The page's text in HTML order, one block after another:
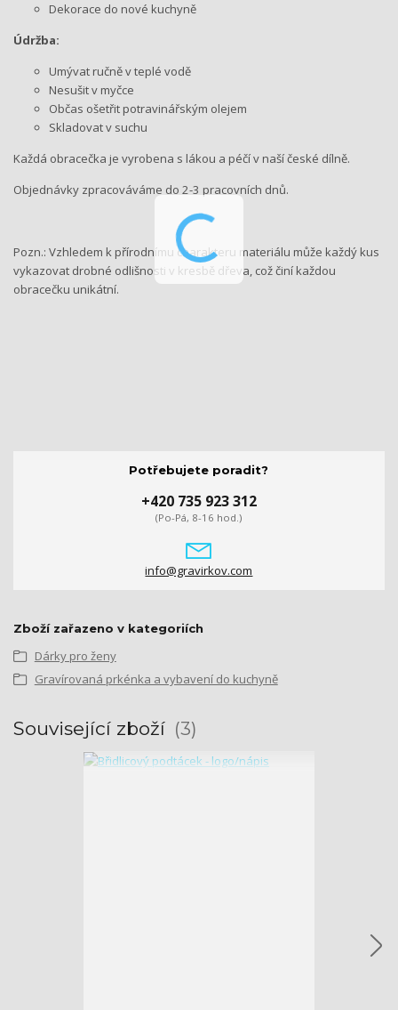
Dekorace do nové kuchyně
Údržba:
Umývat ručně v teplé vodě
Nesušit v myčce
Občas ošetřit potravinářským olejem
Skladovat v suchu
Každá obracečka je vyrobena s lákou a péčí v naší české dílně.
Objednávky zpracováváme do 2-3 pracovních dnů.
Pozn.: Vzhledem k přírodnímu charakteru materiálu může každý kus
vykazovat drobné odlišnosti v kresbě dřeva, což činí každou
obracečku unikátní.
Potřebujete poradit?
+420 735 923 312
(Po-Pá, 8-16 hod.)
info@gravirkov.com
Zboží zařazeno v kategoriích
Dárky pro ženy
Gravírovaná prkénka a vybavení do kuchyně
Související zboží 3